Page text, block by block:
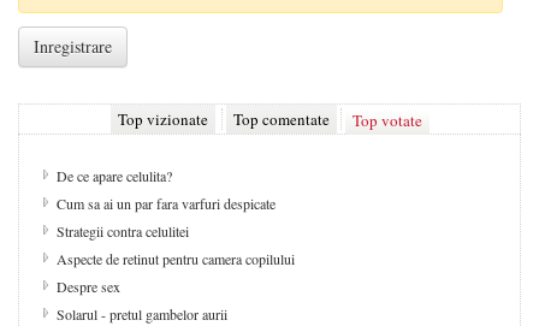
Top vizionate Top comentate Top votate
De ce apare celulita?
Cum sa ai un par fara varfuri despicate
Strategii contra celulitei
Aspecte de retinut pentru camera copilului
Despre sex
Solarul - pretul gambelor aurii